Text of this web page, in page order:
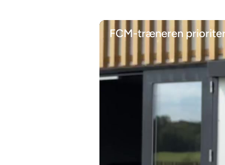
FCM-træneren